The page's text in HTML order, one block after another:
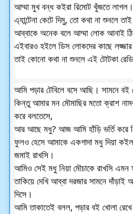
আম্মা মুখ বন্ধ কইরা রিমোট খুঁজতে
এ্যান্টেনা কেটে দিমু, তো কথা না শুনলে
আব্বাকে অনেক বলে আম্মা লোক আনাই
এইবারও হইলে ডিস লোকদের কাছে
তাই কোনো কথা না শুনলে এই টোটকা
আমি পড়ার টেবিলে বসে আছি। সামনে বই
কিন্তু আমার মন মৌমাছির মতো ক্রাশ
করে বলতেসে,
আর আছে মধু? আজ আমি হাঁড়ি ভর্তি করে
ফুলও হেসে আমাকে একগাদা মধু দিয়া
জমাই রাখসি।
আমিও সেই মধু নিয়া মৌচাকে রাখসি এমন
তাকিয়ে দেখি আব্বা দরজার সামনে
দিসে।
আমি তাকাতেই বলল, পড়ার বই খোলা